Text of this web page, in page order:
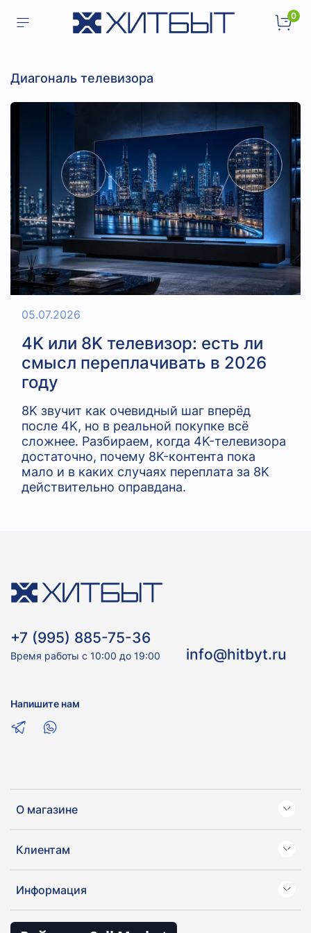
0
диагональ телевизора
4K или 8K телевизор: есть ли
смысл переплачивать в 2026
году
8K звучит как очевидный шаг вперёд
после 4K, но в реальной покупке всё
сложнее. Разбираем, когда 4K-телевизора
достаточно, почему 8K-контента пока
мало и в каких случаях переплата за 8K
действительно оправдана.
05.07.2026
О магазине
Клиентам
Информация
+7 (995) 885-75-36
Время работы с 10:00 до 19:00 info@hitbyt.ru
Напишите нам